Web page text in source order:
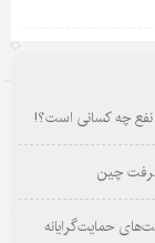
نفع چه کسانی است؟!
چین
حمایت‌گرایانه